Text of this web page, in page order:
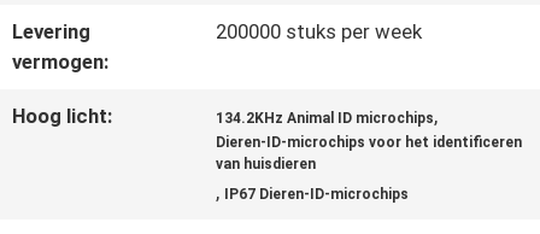
NIEUWS
VERZOEK
Levering
vermogen:
200000 stuks per week
Hoog licht: 134.2KHz Animal ID microchips,
Dieren-ID-microchips voor het identificeren
van huisdieren
, IP67 Dieren-ID-microchips